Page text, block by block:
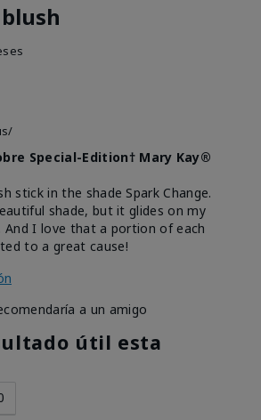
Special-Edition† Mary Kay®
stick in the shade Spark Change.
shade, but it glides on my
And I love that a portion of each
to a great cause!
a un amigo
útil esta